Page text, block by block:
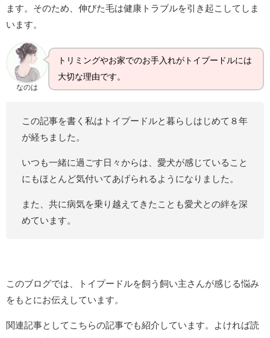
ます。そのため、伸びた毛は健康トラブルを引き起こしてしま
います。
なのは
トリミングやお家でのお手入れがトイプードルには
大切な理由です。
この記事を書く私はトイプードルと暮らしはじめて８年
が経ちました。
いつも一緒に過ごす日々からは、愛犬が感じていること
にもほとんど気付いてあげられるようになりました。
また、共に病気を乗り越えてきたことも愛犬との絆を深
めています。
このブログでは、トイプードルを飼う飼い主さんが感じる悩み
をもとにお伝えしています。
関連記事としてこちらの記事でも紹介しています。よければ読